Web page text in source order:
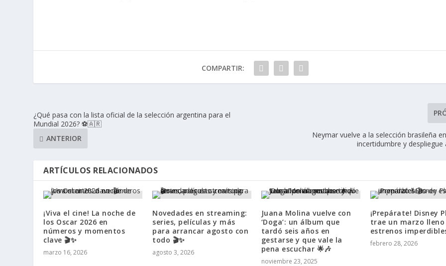
COMPARTIR:
¿Qué pasa con la lista oficial de la selección argentina para el
Mundial 2026? ⚽🇦🇷
ANTERIOR
Neymar vuelve a la selección brasileña
incertidumbre y despliegue
ARTÍCULOS RELACIONADOS
¡Viva el cine! La noche de
los Oscar 2026 en
números y momentos
clave 🎬✨
marzo 16, 2026
Novedades en streaming:
series, películas y más
para arrancar agosto con
todo 🎬✨
agosto 3, 2026
Juana Molina vuelve con
‘Doga’: un álbum que
tardó seis años en
gestarse y que vale la
pena escuchar 🌟🎶
noviembre 23, 2025
¡Prepárate! Disney
trae un marzo lleno
estrenos
febrero 28, 2026